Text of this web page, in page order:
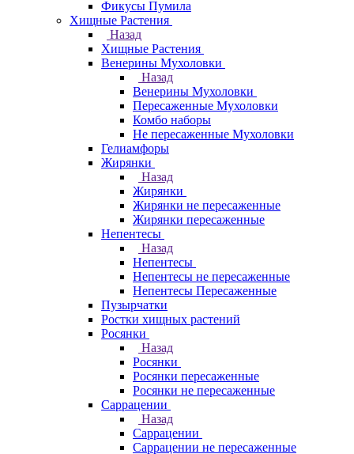
Фикусы Пумила
Хищные Растения
Назад
Хищные Растения
Венерины Мухоловки
Назад
Венерины Мухоловки
Пересаженные Мухоловки
Комбо наборы
Не пересаженные Мухоловки
Гелиамфоры
Жирянки
Назад
Жирянки
Жирянки не пересаженные
Жирянки пересаженные
Непентесы
Назад
Непентесы
Непентесы не пересаженные
Непентесы Пересаженные
Пузырчатки
Ростки хищных растений
Росянки
Назад
Росянки
Росянки пересаженные
Росянки не пересаженные
Саррацении
Назад
Саррацении
Саррацении не пересаженные